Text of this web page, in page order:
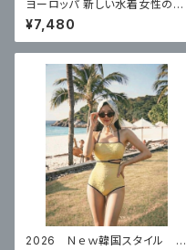
ヨーロッパ 新しい水着女性のワ
ンピーススカートスタイルハイエ
ンド
¥7,480
2026 Ｎｅｗ韓国スタイル 水